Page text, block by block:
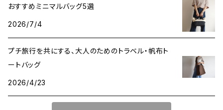
おすすめミニマルバッグ5選
2026/7/4
プチ旅行を共にする、大人のためのトラベル・帆布ト
ートバッグ
2026/4/23